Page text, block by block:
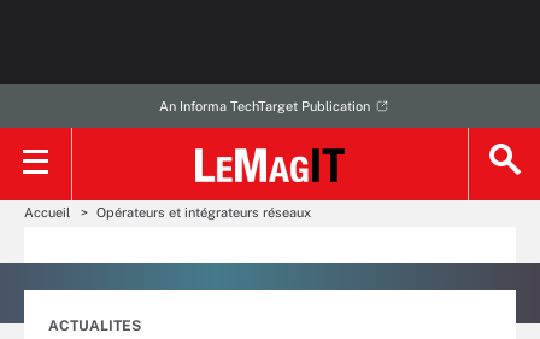
An Informa TechTarget Publication
Accueil Opérateurs et intégrateurs réseaux
ACTUALITES